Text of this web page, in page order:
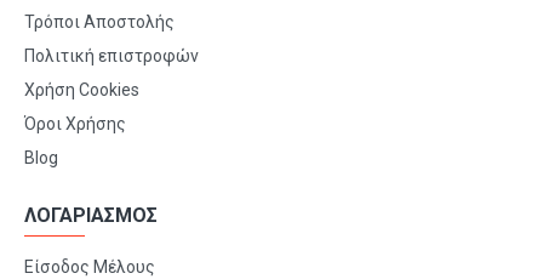
Τρόποι Αποστολής
Πολιτική επιστροφών
Χρήση Cookies
Όροι Χρήσης
Blog
ΛΟΓΑΡΙΑΣΜΟΣ
Είσοδος Μέλους